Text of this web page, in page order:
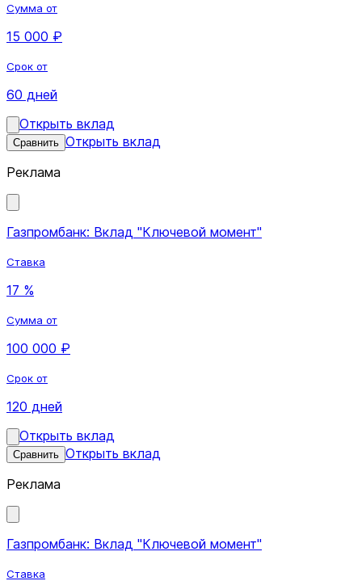
Сумма от
15 000 ₽
Срок от
60 дней
Открыть вклад
Сравнить Открыть вклад
Реклама
Газпромбанк: Вклад "Ключевой момент"
Ставка
17 %
Сумма от
100 000 ₽
Срок от
120 дней
Открыть вклад
Сравнить Открыть вклад
Реклама
Газпромбанк: Вклад "Ключевой момент"
Ставка